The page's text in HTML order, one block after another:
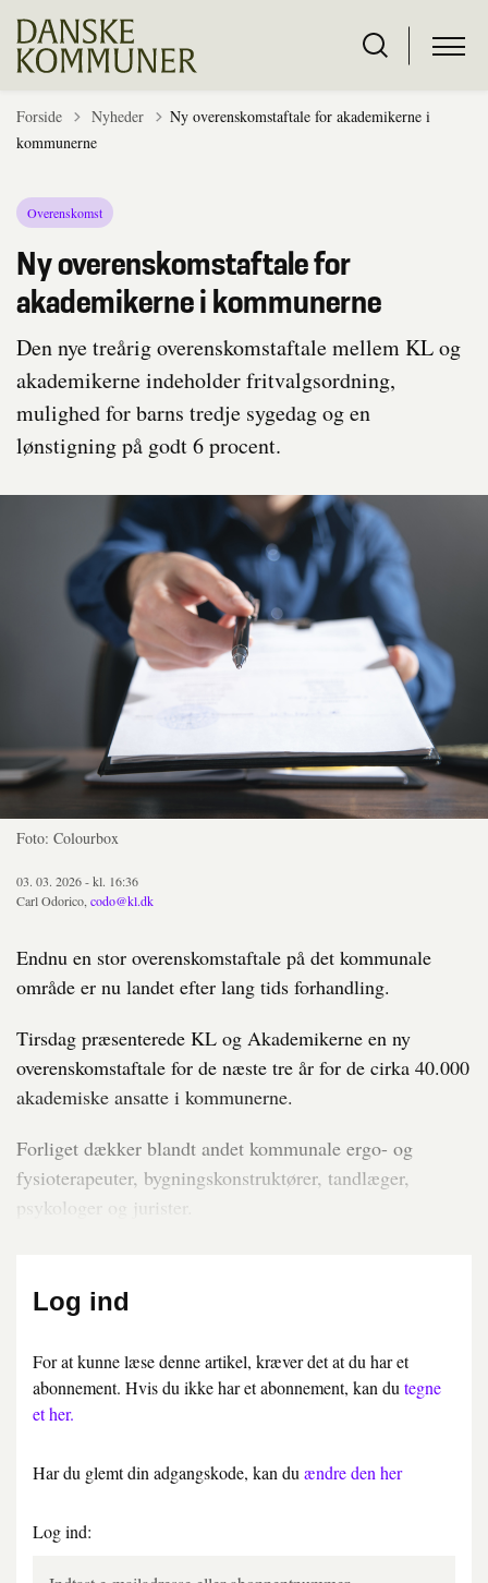
Forside Tilbage til
Nyheder
Ny overenskomstaftale for akademikerne i
kommunerne
Overenskomst
Ny overenskomstaftale for
akademikerne i kommunerne
Den nye treårig overenskomstaftale mellem KL og
akademikerne indeholder fritvalgsordning,
mulighed for barns tredje sygedag og en
lønstigning på godt 6 procent.
Foto: Colourbox
03. 03. 2026 - kl. 16:36
Carl Odorico, codo@kl.dk
Endnu en stor overenskomstaftale på det kommunale
område er nu landet efter lang tids forhandling.
Tirsdag præsenterede KL og Akademikerne en ny
overenskomstaftale for de næste tre år for de cirka 40.000
akademiske ansatte i kommunerne.
Forliget dækker blandt andet kommunale ergo- og
fysioterapeuter, bygningskonstruktører, tandlæger,
psykologer og jurister.
Log ind
For at kunne læse denne artikel, kræver det at du har et
abonnement. Hvis du ikke har et abonnement, kan du tegne
et her.
Har du glemt din adgangskode, kan du ændre den her
Log ind: